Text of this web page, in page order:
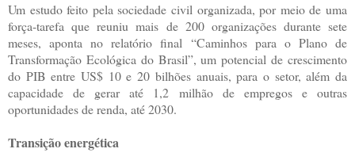
Um estudo feito pela sociedade civil organizada, por meio de uma
força-tarefa que reuniu mais de 200 organizações durante sete
meses, aponta no relatório final “Caminhos para o Plano de
Transformação Ecológica do Brasil”, um potencial de crescimento
do PIB entre US$ 10 e 20 bilhões anuais, para o setor, além da
capacidade de gerar até 1,2 milhão de empregos e outras
oportunidades de renda, até 2030.
Transição energética